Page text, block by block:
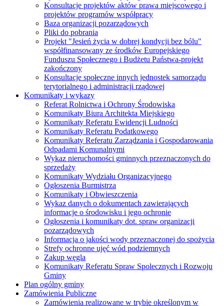
Konsultacje projektów aktów prawa miejscowego i
projektów programów współpracy
Baza organizacji pozarządowych
Pliki do pobrania
Projekt "Jesień życia w dobrej kondycji bez bólu"
współfinansowany ze środków Europejskiego
Funduszu Społecznego i Budżetu Państwa-projekt
zakończony
Konsultacje społeczne innych jednostek samorządu
terytorialnego i administracji rządowej
Komunikaty i wykazy
Referat Rolnictwa i Ochrony Środowiska
Komunikaty Biura Architekta Miejskiego
Komunikaty Referatu Ewidencji Ludności
Komunikaty Referatu Podatkowego
Komunikaty Referatu Zarządzania i Gospodarowania
Odpadami Komunalnymi
Wykaz nieruchomości gminnych przeznaczonych do
sprzedaży
Komunikaty Wydziału Organizacyjnego
Ogłoszenia Burmistrza
Komunikaty i Obwieszczenia
Wykaz danych o dokumentach zawierających
informacje o środowisku i jego ochronie
Ogłoszenia i komunikaty dot. spraw organizacji
pozarządowych
Informacja o jakości wody przeznaczonej do spożycia
Strefy ochronne ujęć wód podziemnych
Zakup węgla
Komunikaty Referatu Spraw Spolecznych i Rozwoju
Gminy
Plan ogólny gminy
Zamówienia Publiczne
Zamówienia realizowane w trybie określonym w